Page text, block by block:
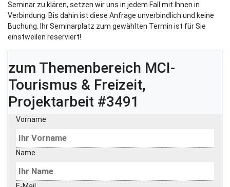
Seminar zu klären, setzen wir uns in jedem Fall mit Ihnen in
Verbindung. Bis dahin ist diese Anfrage unverbindlich und keine
Buchung. Ihr Seminarplatz zum gewählten Termin ist für Sie
einstweilen reserviert!
zum Themenbereich MCI-
Tourismus & Freizeit,
Projektarbeit #3491
Vorname
Name